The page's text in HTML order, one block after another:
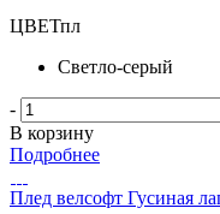
ЦВЕТпл
Светло-серый
-
В корзину
Подробнее
Плед велсофт Гусиная